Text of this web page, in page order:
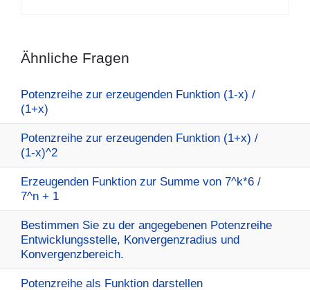
Ähnliche Fragen
Potenzreihe zur erzeugenden Funktion (1-x) /
(1+x)
Potenzreihe zur erzeugenden Funktion (1+x) /
(1-x)^2
Erzeugenden Funktion zur Summe von 7^k*6 /
7^n + 1
Bestimmen Sie zu der angegebenen Potenzreihe
Entwicklungsstelle, Konvergenzradius und
Konvergenzbereich.
Potenzreihe als Funktion darstellen